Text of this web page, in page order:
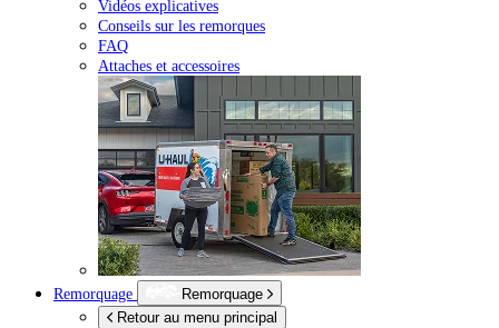
Vidéos explicatives
Conseils sur les remorques
FAQ
Attaches et accessoires
Remorquage
Remorquage
Retour au menu principal